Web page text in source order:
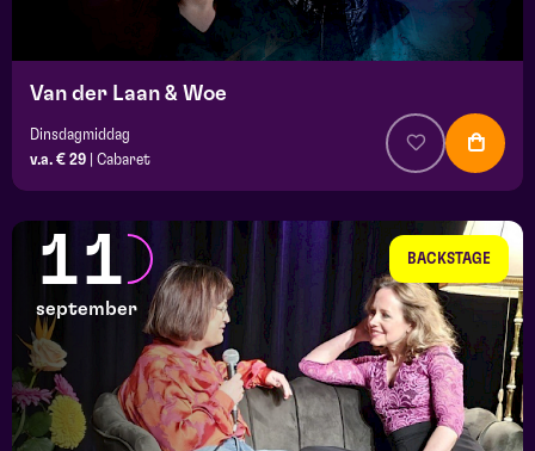
Van der Laan & Woe
Dinsdagmiddag
v.a. € 29
Cabaret
BACKSTAGE
11
september